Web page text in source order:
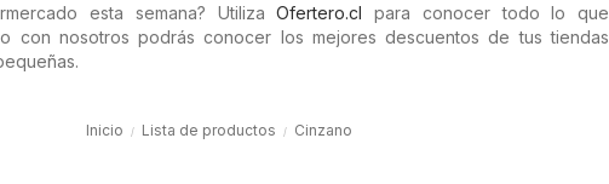
esta semana? UtilizaOfertero.cl para conocer todo lo que
con nosotros podrás conocer los mejores descuentos de tus tiendas
Inicio Lista de productos Cinzano